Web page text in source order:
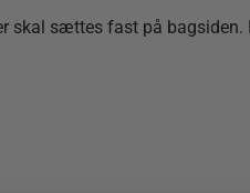
sættes fast på